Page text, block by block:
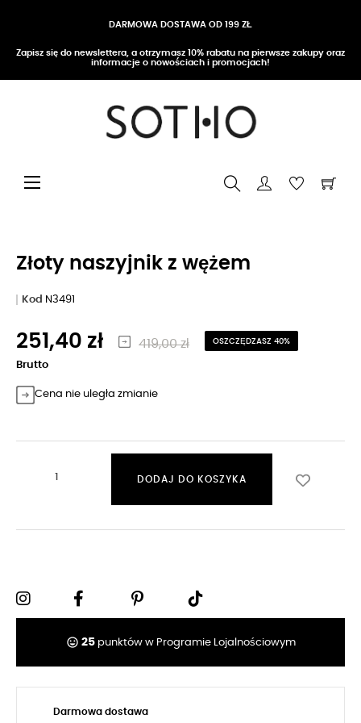
DARMOWA DOSTAWA OD 199 ZŁ
Zapisz się do newslettera, a otrzymasz 10% rabatu na pierwsze zakupy oraz
informacje o nowościach i promocjach!
Przełącz nawigację
☰
Złoty naszyjnik z wężem
Kod N3491
251,40 zł 419,00 zł OSZCZĘDZASZ 40%
Brutto
Cena nie uległa zmianie
DODAJ DO KOSZYKA
tag_faces 25punktów w Programie Lojalnościowym
Darmowa dostawa